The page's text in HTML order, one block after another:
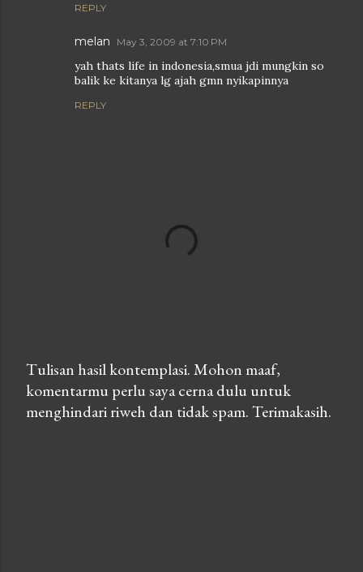
REPLY
melan May 3, 2009 at 7:10 PM
yah thats life in indonesia,smua jdi mungkin so
balik ke kitanya lg ajah gmn nyikapinnya
REPLY
P
o
Tulisan hasil kontemplasi. Mohon maaf,
komentarmu perlu saya cerna dulu untuk
menghindari riweh dan tidak spam. Terimakasih.